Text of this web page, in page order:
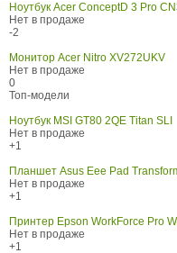
Ноутбук Acer ConceptD 3 Pro
Нет в продаже
-2
Монитор Acer Nitro XV272UKV
Нет в продаже
0
Топ-модели
Ноутбук MSI GT80 2QE Titan SLI
Нет в продаже
+1
Планшет Asus Eee Pad
Нет в продаже
+1
Принтер Epson WorkForce Pro
Нет в продаже
+1